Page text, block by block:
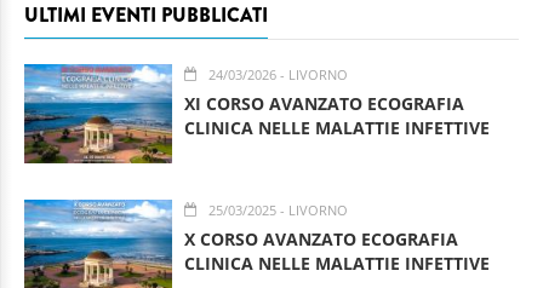
ULTIMI EVENTI PUBBLICATI
24/03/2026 - LIVORNO
XI CORSO AVANZATO ECOGRAFIA
CLINICA NELLE MALATTIE INFETTIVE
25/03/2025 - LIVORNO
X CORSO AVANZATO ECOGRAFIA
CLINICA NELLE MALATTIE INFETTIVE